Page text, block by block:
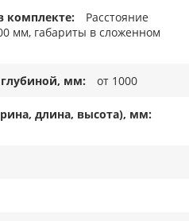
комплекте
Расстояние
мм, габариты в сложенном
мм от 1000
длина, высота), мм